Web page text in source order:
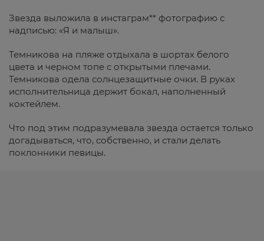
Звезда выложила в инстаграм** фотографию с
надписью: «Я и малыш».
Темникова на пляже отдыхала в шортах белого
цвета и черном топе с открытыми плечами.
Темникова одела солнцезащитные очки. В руках
исполнительница держит бокал, наполненный
коктейлем.
Что под этим подразумевала звезда остается только
догадываться, что, собственно, и стали делать
поклонники певицы.